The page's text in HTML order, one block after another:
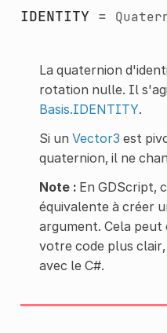
IDENTITY =
La quaternion
rotation nulle. Il
Basis.IDENTITY.
Si un Vector3 est
quaternion, il ne
Note :En GDScript,
équivalente à créer
argument. Cela
votre code plus
avec le C#.